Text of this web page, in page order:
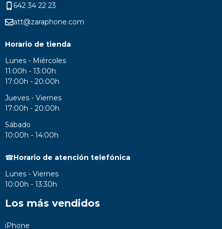
642 34 22 23
att@zaraphone.com
Horario de tienda
Lunes - Miércoles
11:00h - 13:00h
17:00h - 20:00h
Jueves - Viernes
17:00h - 20:00h
Sábado
10:00h - 14:00h
☎Horario de atención telefónica
Lunes - Viernes
10:00h - 13:30h
Los más vendidos
iPhone